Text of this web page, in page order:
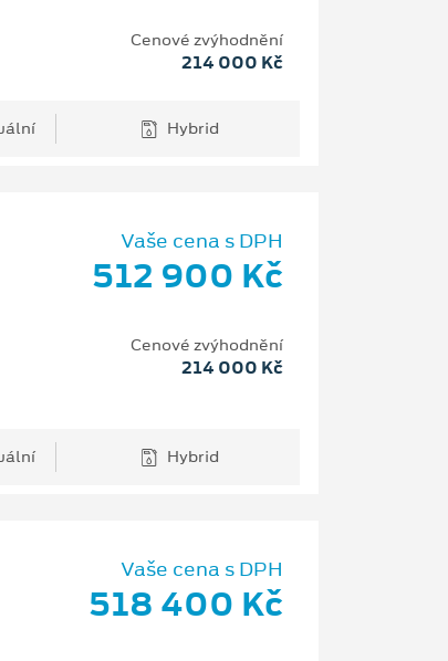
Cenové zvýhodnění
214 000 Kč
Hybrid
Vaše cena s DPH
512 900 Kč
Cenové zvýhodnění
214 000 Kč
Hybrid
Vaše cena s DPH
518 400 Kč